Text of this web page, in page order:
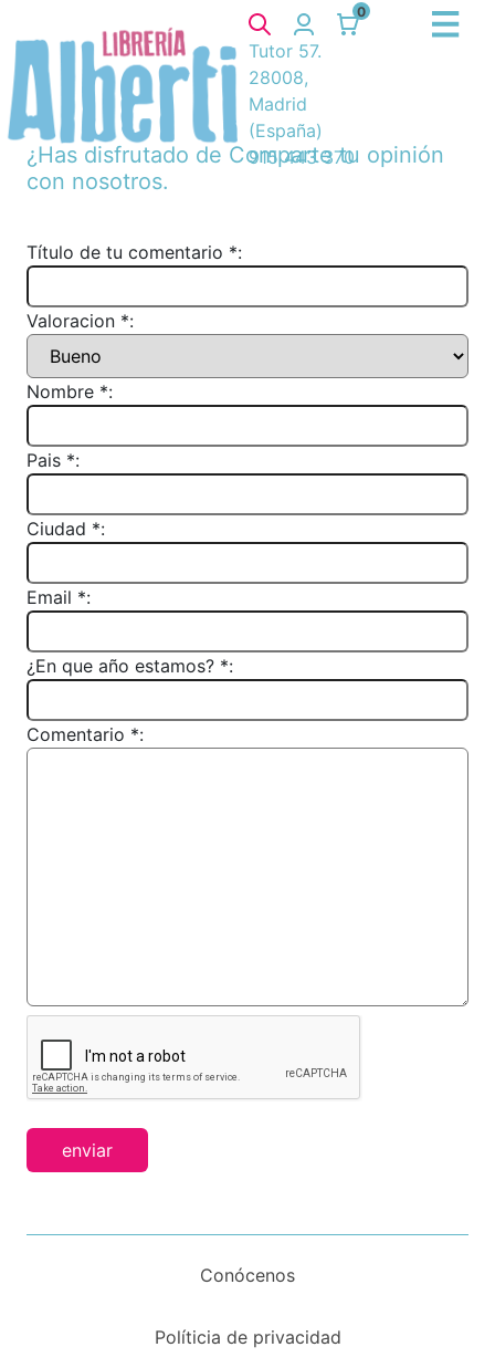
0
Tutor 57.
28008,
Madrid
(España)
915 443 370
¿Has disfrutado de Comparte tu opinión
con nosotros.
Título de tu comentario *:
Valoracion *:
Nombre *:
Pais *:
Ciudad *:
Email *:
¿En que año estamos? *:
Comentario *:
enviar
Conócenos
Políticia de privacidad